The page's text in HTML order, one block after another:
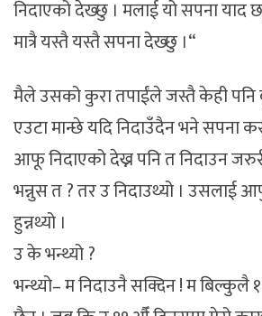
निदाएको देख्छु । मलाई यो सपना याद
मात्रै यस्तै यस्तै सपना देख्छु ।“
मैले उसको कुरा तपाईंले जस्तै केही
एउटा मान्छे यदि निदाउँदैन भने सपना
आफू निदाएको देख्न पनि त निदाउन
भन्नुस त ? तर उ निदाउथ्यो । उसलाई
हुन्नथ्यो ।
उ के भन्थ्यो ?
भन्थ्यो– म निदाउनै सक्दिन ! म बिल्कुलै